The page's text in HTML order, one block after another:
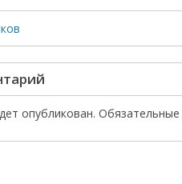
опубликован.